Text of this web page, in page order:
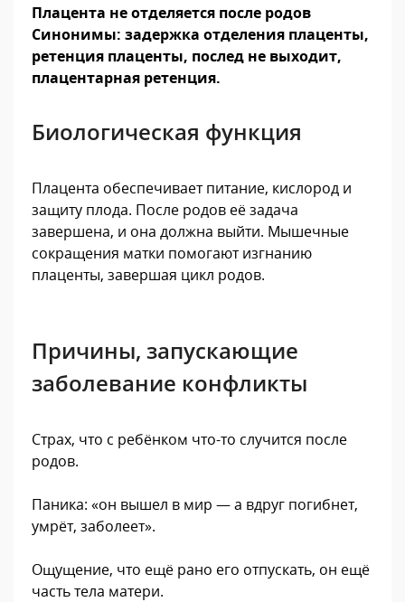
Плацента не отделяется после родов
Синонимы: задержка отделения плаценты,
ретенция плаценты, послед не выходит,
плацентарная ретенция.
Биологическая функция
Плацента обеспечивает питание, кислород и
защиту плода. После родов её задача
завершена, и она должна выйти. Мышечные
сокращения матки помогают изгнанию
плаценты, завершая цикл родов.
Причины, запускающие
заболевание конфликты
Страх, что с ребёнком что-то случится после
родов.
Паника: «он вышел в мир — а вдруг погибнет,
умрёт, заболеет».
Ощущение, что ещё рано его отпускать, он ещё
часть тела матери.